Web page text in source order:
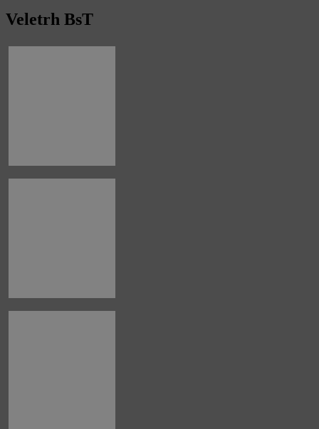
Veletrh BsT